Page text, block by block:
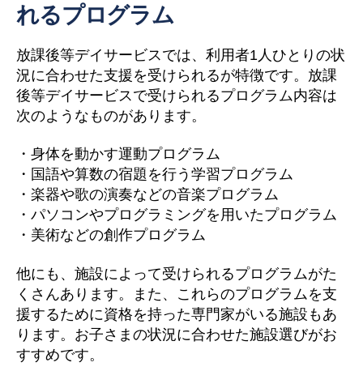
れるプログラム
放課後等デイサービスでは、利用者1人ひとりの状
況に合わせた支援を受けられるが特徴です。放課
後等デイサービスで受けられるプログラム内容は
次のようなものがあります。
・身体を動かす運動プログラム
・国語や算数の宿題を行う学習プログラム
・楽器や歌の演奏などの音楽プログラム
・パソコンやプログラミングを用いたプログラム
・美術などの創作プログラム
他にも、施設によって受けられるプログラムがた
くさんあります。また、これらのプログラムを支
援するために資格を持った専門家がいる施設もあ
ります。お子さまの状況に合わせた施設選びがお
すすめです。